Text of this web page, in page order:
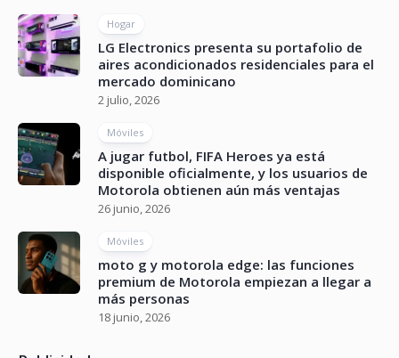
Hogar
LG Electronics presenta su portafolio de
aires acondicionados residenciales para el
mercado dominicano
2 julio, 2026
Móviles
A jugar futbol, FIFA Heroes ya está
disponible oficialmente, y los usuarios de
Motorola obtienen aún más ventajas
26 junio, 2026
Móviles
moto g y motorola edge: las funciones
premium de Motorola empiezan a llegar a
más personas
18 junio, 2026